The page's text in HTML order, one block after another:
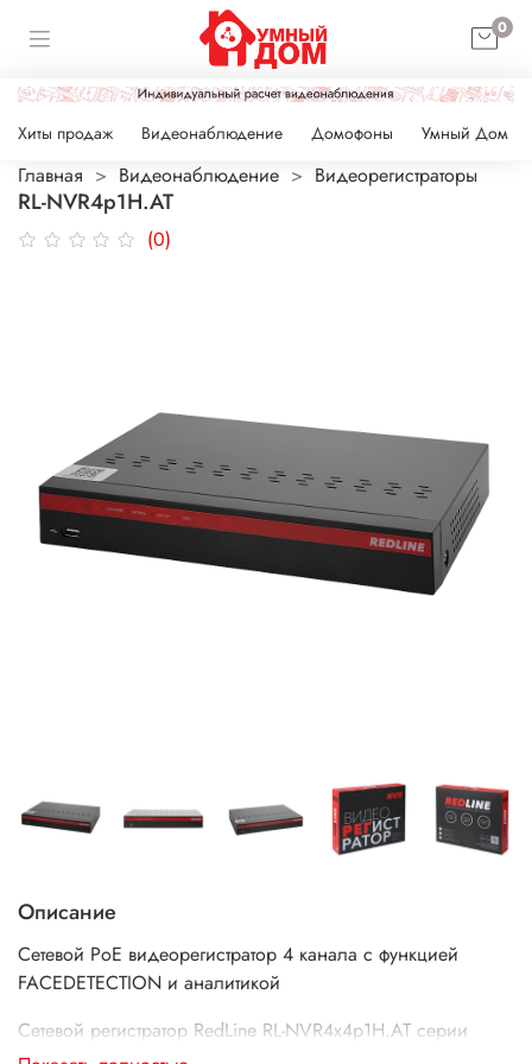
0
Хиты продаж Видеонаблюдение Домофоны Умный Дом
Главная Видеонаблюдение Видеорегистраторы
RL-NVR4p1H.AT
(0)
Описание
Сетевой PoE видеорегистратор 4 канала с функцией
FACEDETECTION и аналитикой
Сетевой регистратор RedLine RL-NVR4x4p1H.AT серии
ATLET предназначен для решения задач безопасности и